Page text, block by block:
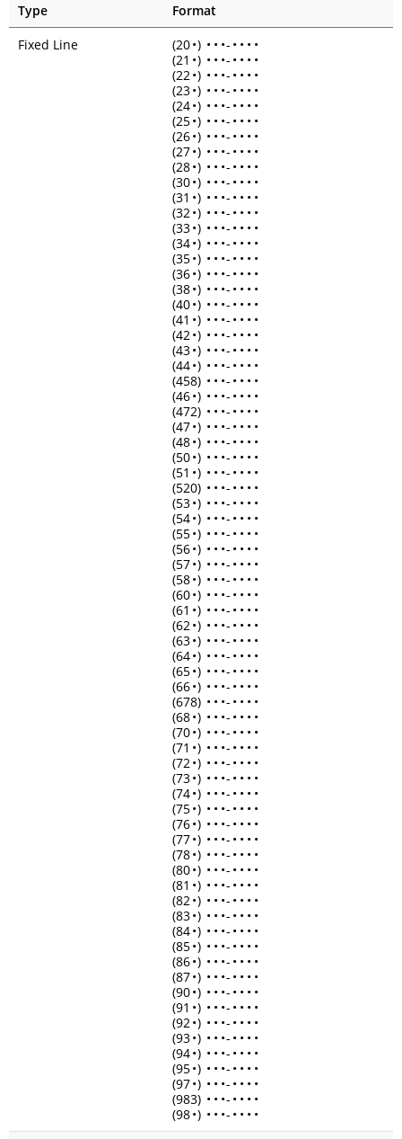
Type
Format
Fixed Line
(20•) • • •- • • • •
(21 •) • • •- • • • •
(22•) • • •- • • • •
(23•) • • •- • • • •
(24•) • • •- • • • •
(25•) • • •- • • • •
(26•) • • •- • • • •
(27•) • • •- • • • •
(28•) • • •- • • • •
(30•) • • •- • • • •
(31 •) • • •- • • • •
(32•) • • •- • • • •
(33•) • • •- • • • •
(34•) • • •- • • • •
(35•) • • •- • • • •
(36•) • • •- • • • •
(38•) • • •- • • • •
(40•) • • •- • • • •
(41 •) • • •- • • • •
(42•) • • •- • • • •
(43•) • • •- • • • •
(44•) • • •- • • • •
(458) • • •- • • • •
(46•) • • •- • • • •
(472) • • •- • • • •
(47•) • • •- • • • •
(48•) • • •- • • • •
(50•) • • •- • • • •
(51 •) • • •- • • • •
(520) • • •- • • • •
(53•) • • •- • • • •
(54•) • • •- • • • •
(55•) • • •- • • • •
(56•) • • •- • • • •
(57•) • • •- • • • •
(58•) • • •- • • • •
(60•) • • •- • • • •
(61 •) • • •- • • • •
(62•) • • •- • • • •
(63•) • • •- • • • •
(64•) • • •- • • • •
(65•) • • •- • • • •
(66•) • • •- • • • •
(678) • • •- • • • •
(68•) • • •- • • • •
(70•) • • •- • • • •
(71 •) • • •- • • • •
(72•) • • •- • • • •
(73•) • • •- • • • •
(74•) • • •- • • • •
(75•) • • •- • • • •
(76•) • • •- • • • •
(77•) • • •- • • • •
(78•) • • •- • • • •
(80•) • • •- • • • •
(81 •) • • •- • • • •
(82•) • • •- • • • •
(83•) • • •- • • • •
(84•) • • •- • • • •
(85•) • • •- • • • •
(86•) • • •- • • • •
(87•) • • •- • • • •
(90•) • • •- • • • •
(91 •) • • •- • • • •
(92•) • • •- • • • •
(93•) • • •- • • • •
(94•) • • •- • • • •
(95•) • • •- • • • •
(97•) • • •- • • • •
(983) • • •- • • • •
(98•) • • •- • • • •